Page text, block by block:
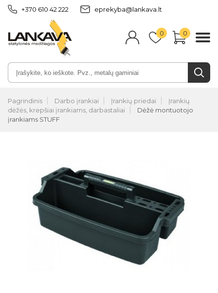
+370 610 42 222 eprekyba@lankava.lt
0 0
Pagrindinis Darbo įrankiai Įrankių priedai
Įrankių
dėžės, krepšiai įrankiams, darbastaliai
Dėžė montuotojo
įrankiams STUFF